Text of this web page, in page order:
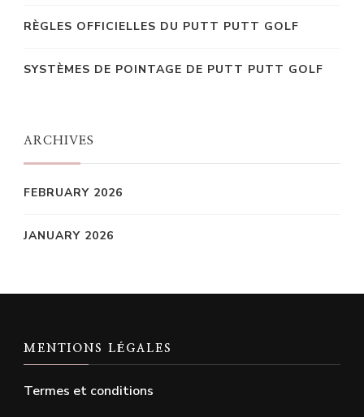
RÈGLES OFFICIELLES DU PUTT PUTT GOLF
SYSTÈMES DE POINTAGE DE PUTT PUTT GOLF
ARCHIVES
FEBRUARY 2026
JANUARY 2026
MENTIONS LÉGALES
Termes et conditions